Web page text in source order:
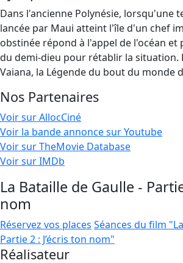
Dans l'ancienne Polynésie, lorsqu'une
lancée par Maui atteint l'île d'un chef
obstinée répond à l'appel de l'océan et
du demi-dieu pour rétablir la situation.
Vaiana, la Légende du bout du monde
Nos Partenaires
Voir sur AllocCiné
Voir la bande annonce sur Youtube
Voir sur TheMovie Database
Voir sur IMDb
La Bataille de Gaulle -
nom
Réservez vos places Séances du film
Partie 2 : J’écris ton nom"
Réalisateur